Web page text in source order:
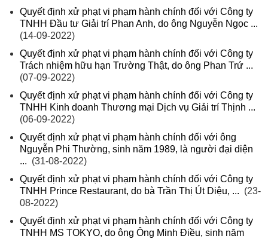
Quyết định xử phạt vi phạm hành chính đối với Công ty
TNHH Đầu tư Giải trí Phan Anh, do ông Nguyễn Ngọc ...
(14-09-2022)
Quyết định xử phạt vi phạm hành chính đối với Công ty
Trách nhiệm hữu hạn Trường Thật, do ông Phan Trứ ...
(07-09-2022)
Quyết định xử phạt vi phạm hành chính đối với Công ty
TNHH Kinh doanh Thương mại Dịch vụ Giải trí Thịnh ...
(06-09-2022)
Quyết định xử phạt vi phạm hành chính đối với ông
Nguyễn Phi Thường, sinh năm 1989, là người đại diện
... (31-08-2022)
Quyết định xử phạt vi phạm hành chính đối với Công ty
TNHH Prince Restaurant, do bà Trần Thị Út Diệu, ... (23-
08-2022)
Quyết định xử phạt vi phạm hành chính đối với Công ty
TNHH MS TOKYO, do ông Ông Minh Điều, sinh năm